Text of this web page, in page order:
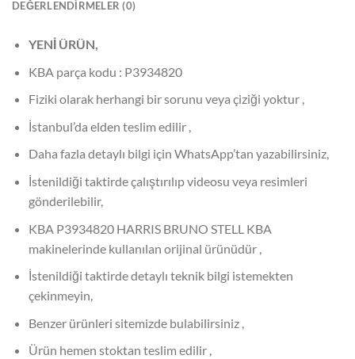
DEĞERLENDIRMELER (0)
YENİ ÜRÜN,
KBA parça kodu : P3934820
Fiziki olarak herhangi bir sorunu veya çiziği yoktur ,
İstanbul’da elden teslim edilir ,
Daha fazla detaylı bilgi için WhatsApp’tan yazabilirsiniz,
İstenildiği taktirde çalıştırılıp videosu veya resimleri
gönderilebilir,
KBA P3934820 HARRIS BRUNO STELL KBA
makinelerinde kullanılan orijinal ürünüdür ,
İstenildiği taktirde detaylı teknik bilgi istemekten
çekinmeyin,
Benzer ürünleri sitemizde bulabilirsiniz ,
Ürün hemen stoktan teslim edilir ,